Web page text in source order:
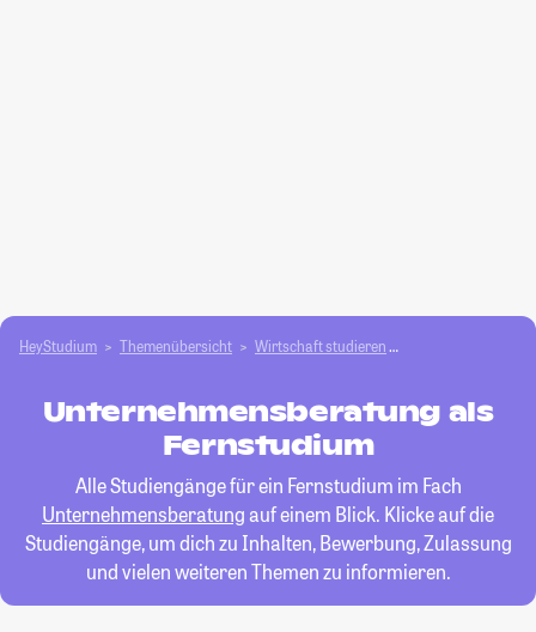
HeyStudium Themenübersicht Wirtschaft studieren
Unternehmensberatung als
Fernstudium
Alle Studiengänge für ein Fernstudium im Fach
Unternehmensberatungauf einem Blick. Klicke auf die
Studiengänge, um dich zu Inhalten, Bewerbung, Zulassung
und vielen weiteren Themen zu informieren.